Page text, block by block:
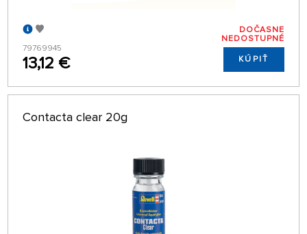
79769945
13,12 €
DOČASNE
NEDOSTUPNÉ
KÚPIŤ
Contacta clear 20g